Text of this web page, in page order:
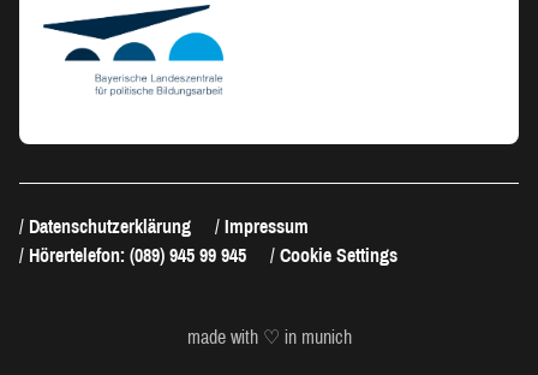
Datenschutzerklärung
Impressum
Hörertelefon: (089) 945 99 945
Cookie Settings
made with ♡ in munich